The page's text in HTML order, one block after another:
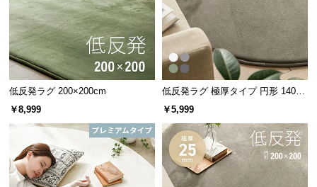
低反発ラグ 200×200cm
￥8,999
低反発ラグ 極厚タイプ 円形 140×1
40cm
￥5,999